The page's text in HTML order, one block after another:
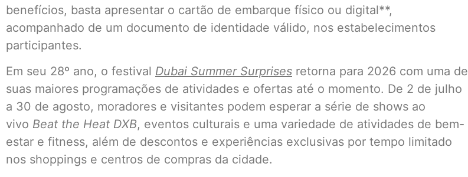
benefícios, basta apresentar o cartão de embarque físico ou digital**,
acompanhado de um documento de identidade válido, nos estabelecimentos
participantes.
Em seu 28º ano, o festival Dubai Summer Surprises retorna para 2026 com uma de
suas maiores programações de atividades e ofertas até o momento. De 2 de julho
a 30 de agosto, moradores e visitantes podem esperar a série de shows ao
vivo Beat the Heat DXB, eventos culturais e uma variedade de atividades de bem-
estar e fitness, além de descontos e experiências exclusivas por tempo limitado
nos shoppings e centros de compras da cidade.